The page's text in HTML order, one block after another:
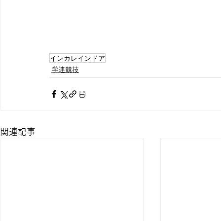
インカレインドア
学連競技
関連記事